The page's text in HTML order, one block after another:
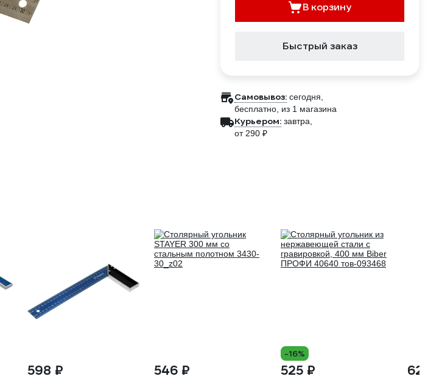
В корзину
Быстрый заказ
Самовывоз: сегодня,
бесплатно , из 1 магазина
Курьером: завтра,
от 290 ₽
598 ₽ 546 ₽
-16%
525 ₽ 625